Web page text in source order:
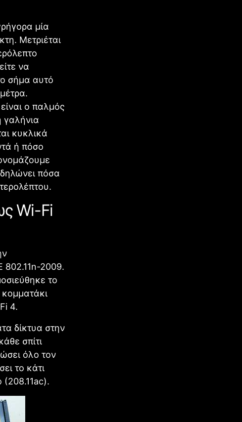
μία
Μετριέται
να
σήμα αυτό
ο παλμός
γαλήνια
κυκλικά
ή πόσο
πόσα
Wi-Fi
802.11n-2009.
το
κομματάκι
4.
δίκτυα στην
σπίτι
όλο τον
το κάτι
(208.11ac).